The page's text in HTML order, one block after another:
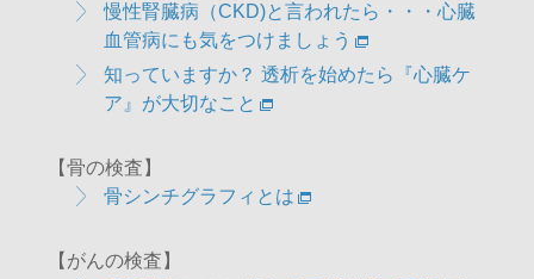
慢性腎臓病（CKD)と言われたら・・・心臓
血管病にも気をつけましょう
知っていますか？ 透析を始めたら『心臓ケ
ア』が大切なこと
【骨の検査】
骨シンチグラフィとは
【がんの検査】